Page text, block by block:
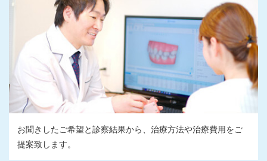
お聞きしたご希望と診察結果から、治療方法や治療費用をご
提案致します。